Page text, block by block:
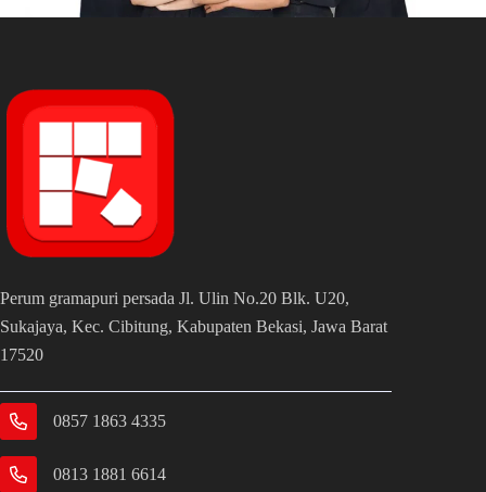
Perum gramapuri persada Jl. Ulin No.20 Blk. U20,
Sukajaya, Kec. Cibitung, Kabupaten Bekasi, Jawa Barat
17520
0857 1863 4335
0813 1881 6614